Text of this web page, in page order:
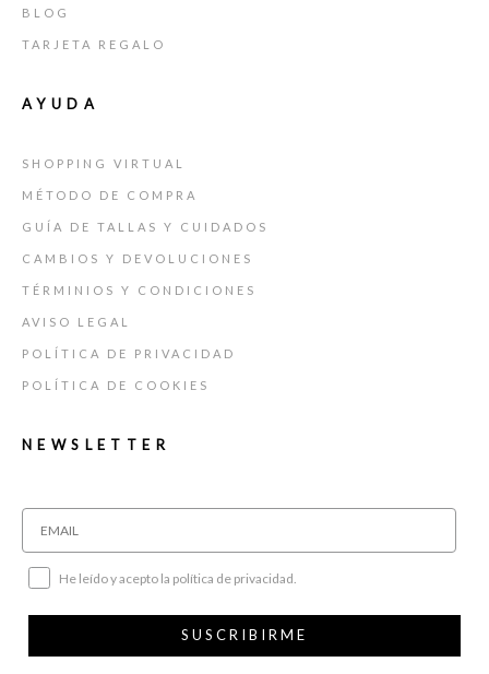
BLOG
TARJETA REGALO
AYUDA
SHOPPING VIRTUAL
MÉTODO DE COMPRA
GUÍA DE TALLAS Y CUIDADOS
CAMBIOS Y DEVOLUCIONES
TÉRMINIOS Y CONDICIONES
AVISO LEGAL
POLÍTICA DE PRIVACIDAD
POLÍTICA DE COOKIES
NEWSLETTER
He leído y acepto la política de privacidad.
SUSCRIBIRME